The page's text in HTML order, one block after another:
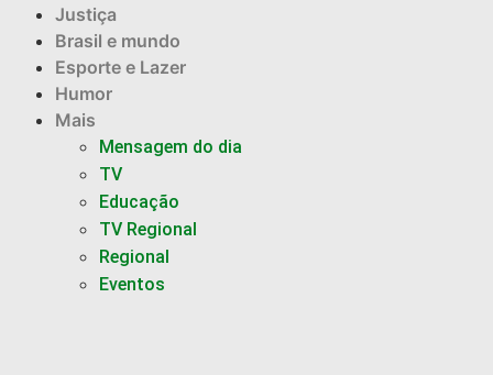
Justiça
Brasil e mundo
Esporte e Lazer
Humor
Mais
Mensagem do dia
TV
Educação
TV Regional
Regional
Eventos